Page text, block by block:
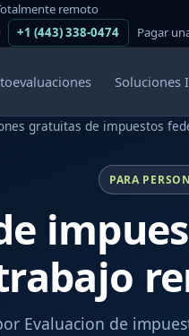
remoto
+1 (443) 338-0474 Pagar
Soluciones
gratuitas de impuestos
PARA
Evaluacion de